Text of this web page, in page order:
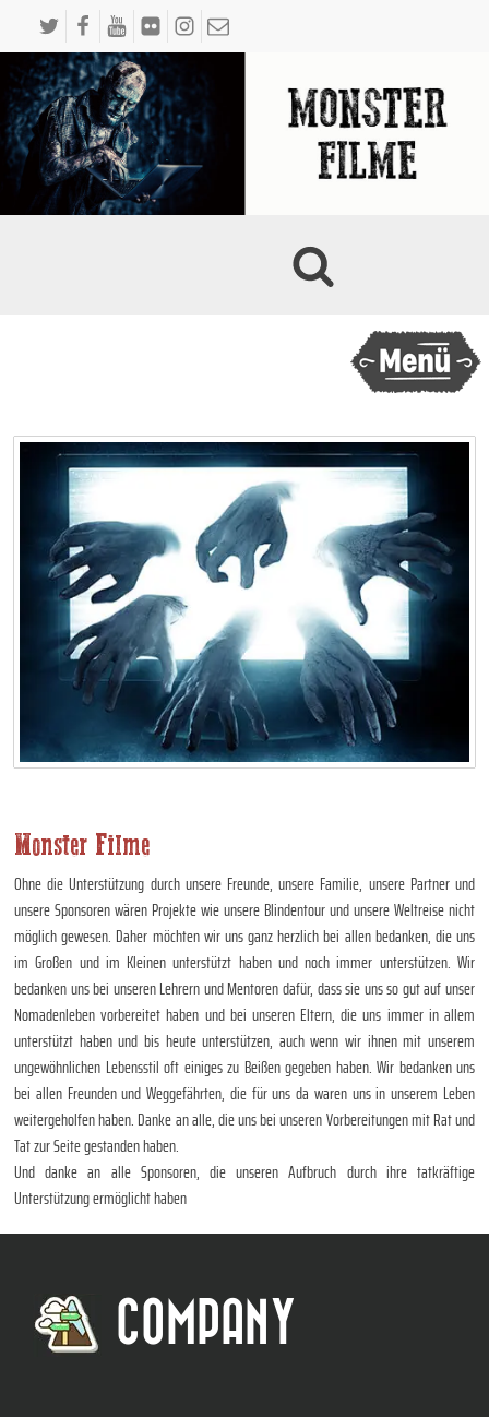
Monster Filme
Ohne die Unterstützung durch unsere Freunde, unsere Familie, unsere Partner und
unsere Sponsoren wären Projekte wie unsere Blindentour und unsere Weltreise nicht
möglich gewesen. Daher möchten wir uns ganz herzlich bei allen bedanken, die uns
im Großen und im Kleinen unterstützt haben und noch immer unterstützen. Wir
bedanken uns bei unseren Lehrern und Mentoren dafür, dass sie uns so gut auf unser
Nomadenleben vorbereitet haben und bei unseren Eltern, die uns immer in allem
unterstützt haben und bis heute unterstützen, auch wenn wir ihnen mit unserem
ungewöhnlichen Lebensstil oft einiges zu Beißen gegeben haben. Wir bedanken uns
bei allen Freunden und Weggefährten, die für uns da waren uns in unserem Leben
weitergeholfen haben. Danke an alle, die uns bei unseren Vorbereitungen mit Rat und
Tat zur Seite gestanden haben.
Und danke an alle Sponsoren, die unseren Aufbruch durch ihre tatkräftige
Unterstützung ermöglicht haben
COMPANY